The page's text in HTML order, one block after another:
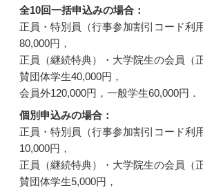
全10回一括申込みの場合：
正員・特別員（行事参加割引コード利
80,000円，
正員（継続特典）・大学院生の会員（
賛団体学生40,000円，
会員外120,000円，一般学生60,000円．
個別申込みの場合：
正員・特別員（行事参加割引コード利
10,000円，
正員（継続特典）・大学院生の会員（
賛団体学生5,000円，